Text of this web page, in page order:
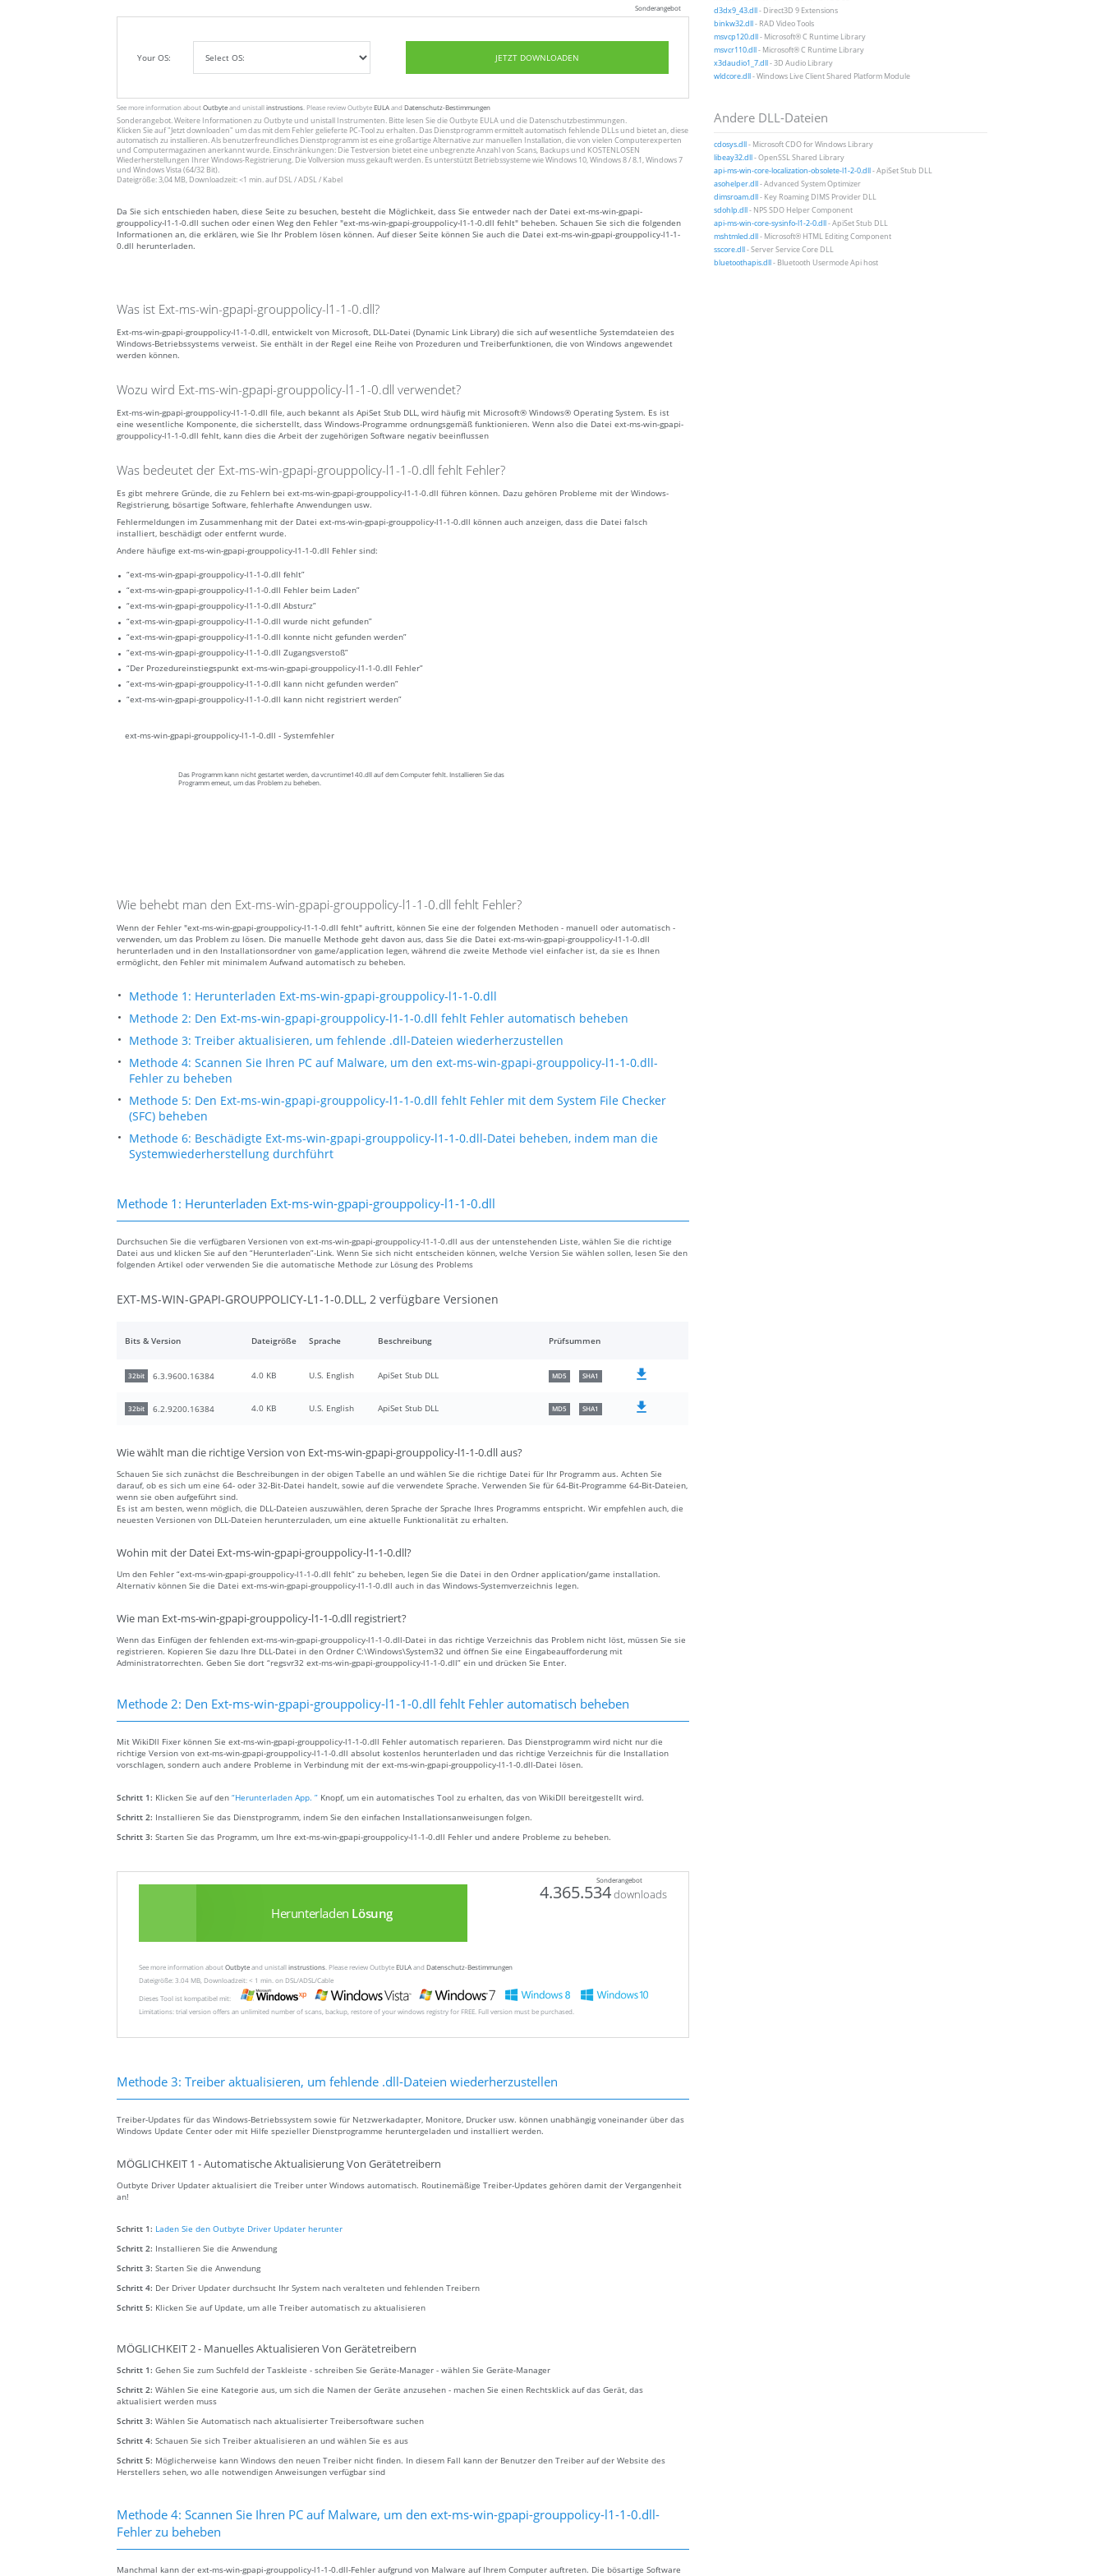
Sonderangebot
Your OS: JETZT DOWNLOADEN
See more information about Outbyteand unistallinstrustions . Please review OutbyteEULAandDatenschutz-Bestimmungen
Sonderangebot. Weitere Informationen zu Outbyteund unistall Instrumenten. Bitte lesen Sie die Outbyte EULAund die Datenschutzbestimmungen.
Klicken Sie auf"Jetzt downloaden" um das mit dem Fehler gelieferte PC-Tool zu erhalten. Das Dienstprogramm ermittelt automatisch fehlende DLLs und bietet an, diese
automatisch zu installieren. Als benutzerfreundliches Dienstprogramm ist es eine großartige Alternative zur manuellen Installation, die von vielen Computerexperten
und Computermagazinen anerkannt wurde. Einschränkungen: Die Testversion bietet eine unbegrenzte Anzahl von Scans, Backups und KOSTENLOSEN
Wiederherstellungen Ihrer Windows-Registrierung. Die Vollversion muss gekauft werden. Es unterstützt Betriebssysteme wie Windows 10, Windows 8 / 8.1, Windows 7
und Windows Vista (64/32 Bit).
Dateigröße: 3,04 MB, Downloadzeit: <1 min. auf DSL / ADSL / Kabel
Da Sie sich entschieden haben, diese Seite zu besuchen, besteht die Möglichkeit, dass Sie entweder nach der Datei ext-ms-win-gpapi-
grouppolicy-l1-1-0.dll suchen oder einen Weg den Fehler "ext-ms-win-gpapi-grouppolicy-l1-1-0.dll fehlt" beheben. Schauen Sie sich die folgenden
Informationen an, die erklären, wie Sie Ihr Problem lösen können. Auf dieser Seite können Sie auch die Datei ext-ms-win-gpapi-grouppolicy-l1-1-
0.dll herunterladen.
Was ist Ext-ms-win-gpapi-grouppolicy-l1-1-0.dll?
Ext-ms-win-gpapi-grouppolicy-l1-1-0.dll, entwickelt von Microsoft, DLL-Datei (Dynamic Link Library) die sich auf wesentliche Systemdateien des
Windows-Betriebssystems verweist. Sie enthält in der Regel eine Reihe von Prozeduren und Treiberfunktionen, die von Windows angewendet
werden können.
Wozu wird Ext-ms-win-gpapi-grouppolicy-l1-1-0.dll verwendet?
Ext-ms-win-gpapi-grouppolicy-l1-1-0.dll file, auch bekannt als ApiSet Stub DLL, wird häufig mit Microsoft® Windows® Operating System. Es ist
eine wesentliche Komponente, die sicherstellt, dass Windows-Programme ordnungsgemäß funktionieren. Wenn also die Datei ext-ms-win-gpapi-
grouppolicy-l1-1-0.dll fehlt, kann dies die Arbeit der zugehörigen Software negativ beeinflussen
Was bedeutet der Ext-ms-win-gpapi-grouppolicy-l1-1-0.dll fehlt Fehler?
Es gibt mehrere Gründe, die zu Fehlern bei ext-ms-win-gpapi-grouppolicy-l1-1-0.dll führen können. Dazu gehören Probleme mit der Windows-
Registrierung, bösartige Software, fehlerhafte Anwendungen usw.
Fehlermeldungen im Zusammenhang mit der Datei ext-ms-win-gpapi-grouppolicy-l1-1-0.dll können auch anzeigen, dass die Datei falsch
installiert, beschädigt oder entfernt wurde.
Andere häufige ext-ms-win-gpapi-grouppolicy-l1-1-0.dll Fehler sind:
“ext-ms-win-gpapi-grouppolicy-l1-1-0.dll fehlt”
“ext-ms-win-gpapi-grouppolicy-l1-1-0.dll Fehler beim Laden”
“ext-ms-win-gpapi-grouppolicy-l1-1-0.dll Absturz”
“ext-ms-win-gpapi-grouppolicy-l1-1-0.dll wurde nicht gefunden”
“ext-ms-win-gpapi-grouppolicy-l1-1-0.dll konnte nicht gefunden werden”
“ext-ms-win-gpapi-grouppolicy-l1-1-0.dll Zugangsverstoß”
“Der Prozedureinstiegspunkt ext-ms-win-gpapi-grouppolicy-l1-1-0.dll Fehler”
“ext-ms-win-gpapi-grouppolicy-l1-1-0.dll kann nicht gefunden werden”
“ext-ms-win-gpapi-grouppolicy-l1-1-0.dll kann nicht registriert werden”
ext-ms-win-gpapi-grouppolicy-l1-1-0.dll - Systemfehler
Das Programm kann nicht gestartet werden, da vcruntime140.dll auf dem Computer fehlt. Installieren Sie das
Programm emeut, um das Problem zu beheben.
Wie behebt man den Ext-ms-win-gpapi-grouppolicy-l1-1-0.dll fehlt Fehler?
Wenn der Fehler "ext-ms-win-gpapi-grouppolicy-l1-1-0.dll fehlt" auftritt, können Sie eine der folgenden Methoden - manuell oder automatisch -
verwenden, um das Problem zu lösen. Die manuelle Methode geht davon aus, dass Sie die Datei ext-ms-win-gpapi-grouppolicy-l1-1-0.dll
herunterladen und in den Installationsordner von game/application legen, während die zweite Methode viel einfacher ist, da sie es Ihnen
ermöglicht, den Fehler mit minimalem Aufwand automatisch zu beheben.
Methode 1: Herunterladen Ext-ms-win-gpapi-grouppolicy-l1-1-0.dll
Methode 2: Den Ext-ms-win-gpapi-grouppolicy-l1-1-0.dll fehlt Fehler automatisch beheben
Methode 3: Treiber aktualisieren, um fehlende .dll-Dateien wiederherzustellen
Methode 4: Scannen Sie Ihren PC auf Malware, um den ext-ms-win-gpapi-grouppolicy-l1-1-0.dll-
Fehler zu beheben
Methode 5: Den Ext-ms-win-gpapi-grouppolicy-l1-1-0.dll fehlt Fehler mit dem System File Checker
(SFC) beheben
Methode 6: Beschädigte Ext-ms-win-gpapi-grouppolicy-l1-1-0.dll-Datei beheben, indem man die
Systemwiederherstellung durchführt
Methode 1: Herunterladen Ext-ms-win-gpapi-grouppolicy-l1-1-0.dll
Durchsuchen Sie die verfügbaren Versionen von ext-ms-win-gpapi-grouppolicy-l1-1-0.dll aus der untenstehenden Liste, wählen Sie die richtige
Datei aus und klicken Sie auf den “Herunterladen”-Link. Wenn Sie sich nicht entscheiden können, welche Version Sie wählen sollen, lesen Sie den
folgenden Artikel oder verwenden Sie die automatische Methode zur Lösung des Problems
EXT-MS-WIN-GPAPI-GROUPPOLICY-L1-1-0.DLL, 2 verfügbare Versionen
Bits & Version Dateigröße Sprache Beschreibung Prüfsummen
32bit 6.3.9600.16384 4.0 KB U.S. English ApiSet Stub DLL MD5 SHA1
32bit 6.2.9200.16384 4.0 KB U.S. English ApiSet Stub DLL MD5 SHA1
Wie wählt man die richtige Version von Ext-ms-win-gpapi-grouppolicy-l1-1-0.dll aus?
Schauen Sie sich zunächst die Beschreibungen in der obigen Tabelle an und wählen Sie die richtige Datei für Ihr Programm aus. Achten Sie
darauf, ob es sich um eine 64- oder 32-Bit-Datei handelt, sowie auf die verwendete Sprache. Verwenden Sie für 64-Bit-Programme 64-Bit-Dateien,
wenn sie oben aufgeführt sind.
Es ist am besten, wenn möglich, die DLL-Dateien auszuwählen, deren Sprache der Sprache Ihres Programms entspricht. Wir empfehlen auch, die
neuesten Versionen von DLL-Dateien herunterzuladen, um eine aktuelle Funktionalität zu erhalten.
Wohin mit der Datei Ext-ms-win-gpapi-grouppolicy-l1-1-0.dll?
Um den Fehler “ext-ms-win-gpapi-grouppolicy-l1-1-0.dll fehlt” zu beheben, legen Sie die Datei in den Ordner application/game installation.
Alternativ können Sie die Datei ext-ms-win-gpapi-grouppolicy-l1-1-0.dll auch in das Windows-Systemverzeichnis legen.
Wie man Ext-ms-win-gpapi-grouppolicy-l1-1-0.dll registriert?
Wenn das Einfügen der fehlenden ext-ms-win-gpapi-grouppolicy-l1-1-0.dll-Datei in das richtige Verzeichnis das Problem nicht löst, müssen Sie sie
registrieren. Kopieren Sie dazu Ihre DLL-Datei in den Ordner C:\Windows\System32 und öffnen Sie eine Eingabeaufforderung mit
Administratorrechten. Geben Sie dort “regsvr32 ext-ms-win-gpapi-grouppolicy-l1-1-0.dll” ein und drücken Sie Enter.
Methode 2: Den Ext-ms-win-gpapi-grouppolicy-l1-1-0.dll fehlt Fehler automatisch beheben
Mit WikiDll Fixer können Sie ext-ms-win-gpapi-grouppolicy-l1-1-0.dll Fehler automatisch reparieren. Das Dienstprogramm wird nicht nur die
richtige Version von ext-ms-win-gpapi-grouppolicy-l1-1-0.dll absolut kostenlos herunterladen und das richtige Verzeichnis für die Installation
vorschlagen, sondern auch andere Probleme in Verbindung mit der ext-ms-win-gpapi-grouppolicy-l1-1-0.dll-Datei lösen.
Schritt 1: Klicken Sie auf den “Herunterladen App. ” Knopf, um ein automatisches Tool zu erhalten, das von WikiDll bereitgestellt wird.
Schritt 2: Installieren Sie das Dienstprogramm, indem Sie den einfachen Installationsanweisungen folgen.
Schritt 3: Starten Sie das Programm, um Ihre ext-ms-win-gpapi-grouppolicy-l1-1-0.dll Fehler und andere Probleme zu beheben.
Sonderangebot
Herunterladen Lösung
4.365.534downloads
See more information about Outbyteand unistallinstrustions . Please review OutbyteEULAandDatenschutz-Bestimmungen
Dateigröße: 3.04 MB, Downloadzeit: < 1 min. on DSL/ADSL/Cable
Dieses Tool ist kompatibel mit:
Limitations: trial version offers an unlimited number of scans, backup, restore of your windows registry for FREE. Full version must be purchased.
Methode 3: Treiber aktualisieren, um fehlende .dll-Dateien wiederherzustellen
Treiber-Updates für das Windows-Betriebssystem sowie für Netzwerkadapter, Monitore, Drucker usw. können unabhängig voneinander über das
Windows Update Center oder mit Hilfe spezieller Dienstprogramme heruntergeladen und installiert werden.
MÖGLICHKEIT 1 - Automatische Aktualisierung Von Gerätetreibern
Outbyte Driver Updater aktualisiert die Treiber unter Windows automatisch. Routinemäßige Treiber-Updates gehören damit der Vergangenheit
an!
Schritt 1: Laden Sie den Outbyte Driver Updater herunter
Schritt 2: Installieren Sie die Anwendung
Schritt 3: Starten Sie die Anwendung
Schritt 4: Der Driver Updater durchsucht Ihr System nach veralteten und fehlenden Treibern
Schritt 5: Klicken Sie auf Update, um alle Treiber automatisch zu aktualisieren
MÖGLICHKEIT 2 - Manuelles Aktualisieren Von Gerätetreibern
Schritt 1: Gehen Sie zum Suchfeld der Taskleiste - schreiben Sie Geräte-Manager - wählen Sie Geräte-Manager
Schritt 2: Wählen Sie eine Kategorie aus, um sich die Namen der Geräte anzusehen - machen Sie einen Rechtsklick auf das Gerät, das
aktualisiert werden muss
Schritt 3: Wählen Sie Automatisch nach aktualisierter Treibersoftware suchen
Schritt 4: Schauen Sie sich Treiber aktualisieren an und wählen Sie es aus
Schritt 5: Möglicherweise kann Windows den neuen Treiber nicht finden. In diesem Fall kann der Benutzer den Treiber auf der Website des
Herstellers sehen, wo alle notwendigen Anweisungen verfügbar sind
Methode 4: Scannen Sie Ihren PC auf Malware, um den ext-ms-win-gpapi-grouppolicy-l1-1-0.dll-
Fehler zu beheben
Manchmal kann der ext-ms-win-gpapi-grouppolicy-l1-1-0.dll-Fehler aufgrund von Malware auf Ihrem Computer auftreten. Die bösartige Software
d3dx9_43.dll- Direct3D 9 Extensions
binkw32.dll- RAD Video Tools
msvcp120.dll- Microsoft® C Runtime Library
msvcr110.dll- Microsoft® C Runtime Library
x3daudio1_7.dll- 3D Audio Library
wldcore.dll- Windows Live Client Shared Platform Module
Andere DLL-Dateien
cdosys.dll- Microsoft CDO for Windows Library
libeay32.dll- OpenSSL Shared Library
api-ms-win-core-localization-obsolete-l1-2-0.dll- ApiSet Stub DLL
asohelper.dll- Advanced System Optimizer
dimsroam.dll- Key Roaming DIMS Provider DLL
sdohlp.dll- NPS SDO Helper Component
api-ms-win-core-sysinfo-l1-2-0.dll- ApiSet Stub DLL
mshtmled.dll- Microsoft® HTML Editing Component
sscore.dll- Server Service Core DLL
bluetoothapis.dll- Bluetooth Usermode Api host